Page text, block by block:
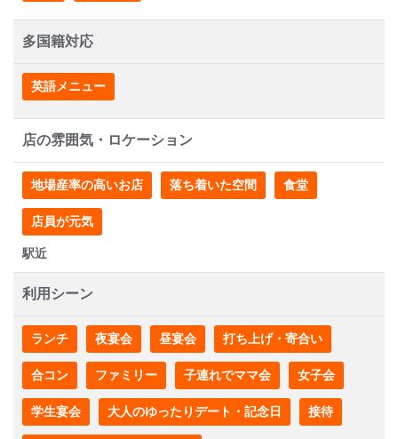
多国籍対応
英語メニュー
店の雰囲気・ロケーション
地場産率の高いお店 落ち着いた空間 食堂
店員が元気
駅近
利用シーン
ランチ 夜宴会 昼宴会 打ち上げ・寄合い
合コン ファミリー 子連れでママ会 女子会
学生宴会 大人のゆったりデート・記念日 接待